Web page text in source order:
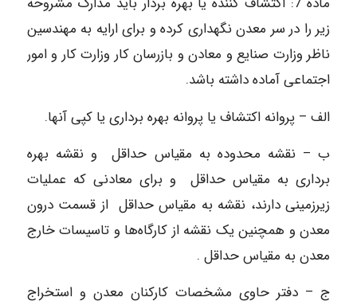
زیر را در سر معدن نگهداری کرده و برای ارایه به مهندسین
ناظر وزارت صنایع و معادن و بازرسان کار وزارت کار و امور
اجتماعی آماده داشته باشد.
الف – پروانه اکتشاف یا پروانه بهره برداری یا کپی آنها.
ب – نقشه محدوده به مقیاس حداقل و نقشه بهره
برداری به مقیاس حداقل و برای معادنی که عملیات
زیرزمینی دارند، نقشه به مقیاس حداقل از قسمت درون
معدن و همچنین یک نقشه از کارگاه‌ها و تاسیسات خارج
معدن به مقیاس حداقل .
ج – دفتر حاوی مشخصات کارکنان معدن و استخراج